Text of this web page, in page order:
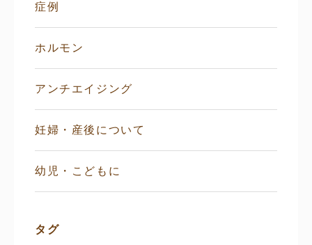
症例
ホルモン
アンチエイジング
妊婦・産後について
幼児・こどもに
タグ